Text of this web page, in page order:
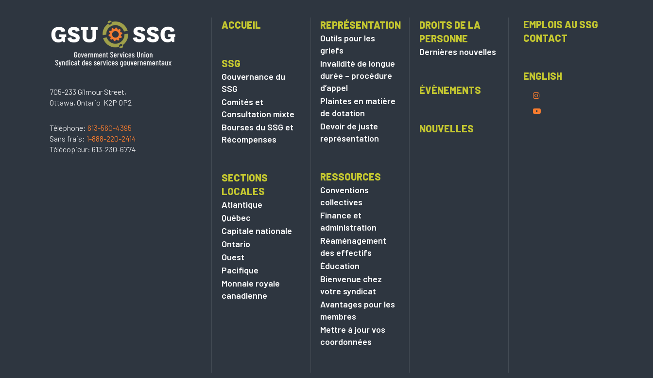
705-233 Gilmour Street,
Ottawa, Ontario K2P 0P2
Téléphone: 613-560-4395
Sans frais: 1-888-220-2414
Télécopieur: 613-230-6774
ACCUEIL
SSG
Gouvernance du
SSG
Comités et
Consultation mixte
Bourses du SSG et
Récompenses
SECTIONS
LOCALES
Atlantique
Québec
Capitale nationale
Ontario
Ouest
Pacifique
Monnaie royale
canadienne
REPRÉSENTATION
Outils pour les
griefs
Invalidité de longue
durée – procédure
d’appel
Plaintes en matière
de dotation
Devoir de juste
représentation
RESSOURCES
Conventions
collectives
Finance et
administration
Réaménagement
des effectifs
Éducation
Bienvenue chez
votre syndicat
Avantages pour les
membres
Mettre à jour vos
coordonnées
DROITS DE LA
PERSONNE
Dernières nouvelles
ÉVÈNEMENTS
NOUVELLES
EMPLOIS AU SSG
CONTACT
ENGLISH